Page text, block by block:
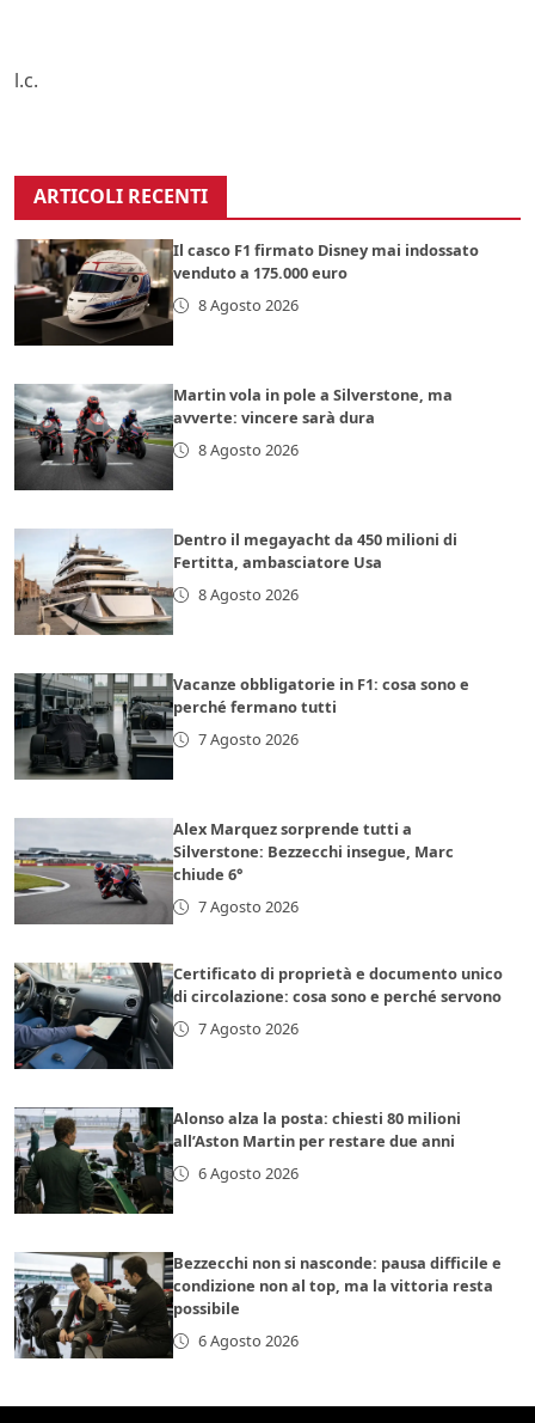
l.c.
ARTICOLI RECENTI
Il casco F1 firmato Disney mai indossato
venduto a 175.000 euro
8 Agosto 2026
Martin vola in pole a Silverstone, ma
avverte: vincere sarà dura
8 Agosto 2026
Dentro il megayacht da 450 milioni di
Fertitta, ambasciatore Usa
8 Agosto 2026
Vacanze obbligatorie in F1: cosa sono e
perché fermano tutti
7 Agosto 2026
Alex Marquez sorprende tutti a
Silverstone: Bezzecchi insegue, Marc
chiude 6°
7 Agosto 2026
Certificato di proprietà e documento unico
di circolazione: cosa sono e perché servono
7 Agosto 2026
Alonso alza la posta: chiesti 80 milioni
all’Aston Martin per restare due anni
6 Agosto 2026
Bezzecchi non si nasconde: pausa difficile e
condizione non al top, ma la vittoria resta
possibile
6 Agosto 2026